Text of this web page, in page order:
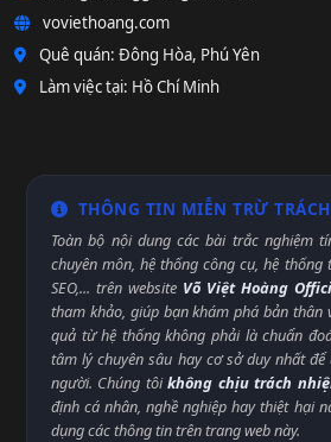
voviethoang.com
Quê quán: Đông Hòa, Phú Yên
Làm việc tại: Hồ Chí Minh
THÔNG TIN MIỄN TRỪ
Toàn bộ nội dung các bài trắc nghiệm
chuyên môn, hệ thống công cụ, hệ
SEO,... trên website Võ Việt Hoàng
tham khảo, giúp bạn khám phá bản thân
quả từ hệ thống không phải là chuẩn
tâm lý chuyên sâu hay cơ sở duy nhất
người. Chúng tôikhông chịu trách
định cá nhân, nghề nghiệp hay thiệt hại
dụng các thông tin trên trang web này.